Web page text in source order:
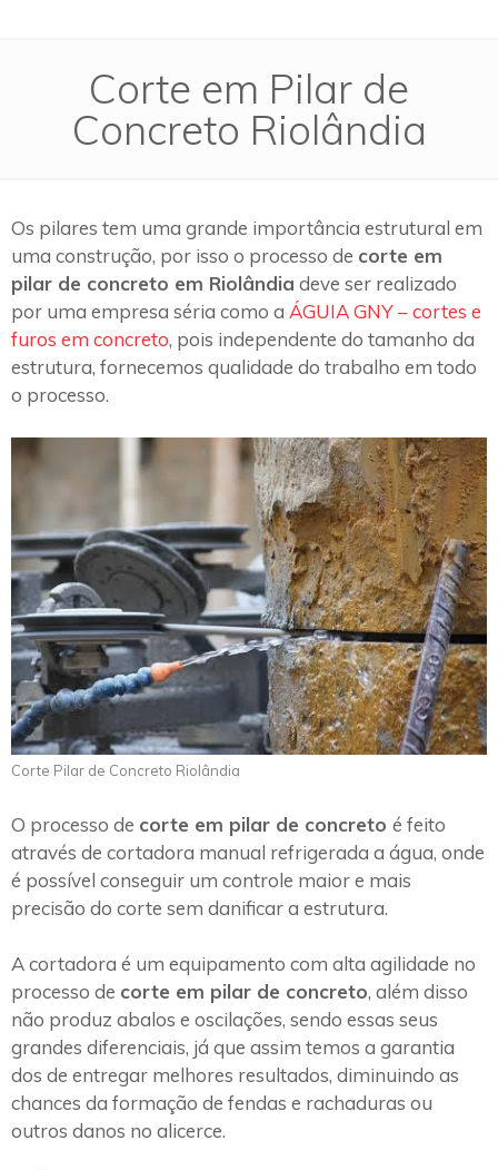
Corte em Pilar de
Concreto Riolândia
Os pilares tem uma grande importância estrutural em
uma construção, por isso o processo de corte em
pilar de concreto em Riolândia deve ser realizado
por uma empresa séria como a ÁGUIA GNY – cortes e
furos em concreto, pois independente do tamanho da
estrutura, fornecemos qualidade do trabalho em todo
o processo.
Corte Pilar de Concreto Riolândia
O processo de corte em pilar de concreto é feito
através de cortadora manual refrigerada a água, onde
é possível conseguir um controle maior e mais
precisão do corte sem danificar a estrutura.
A cortadora é um equipamento com alta agilidade no
processo de corte em pilar de concreto, além disso
não produz abalos e oscilações, sendo essas seus
grandes diferenciais, já que assim temos a garantia
dos de entregar melhores resultados, diminuindo as
chances da formação de fendas e rachaduras ou
outros danos no alicerce.